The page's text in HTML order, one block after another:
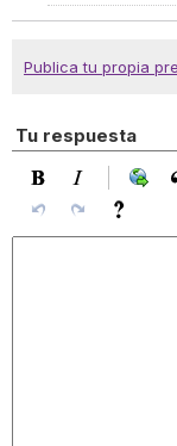
Publica tu propia
Tu respuesta